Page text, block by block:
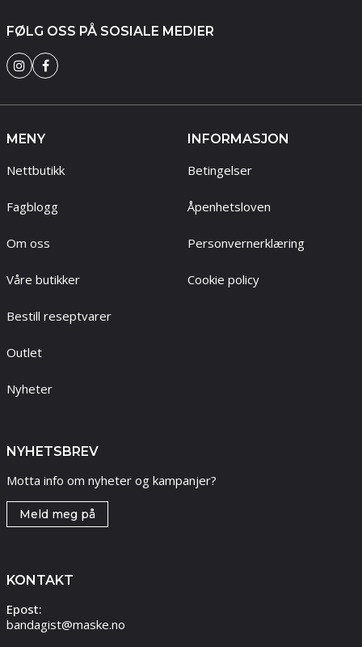
FØLG OSS PÅ SOSIALE MEDIER
MENY
Nettbutikk
Fagblogg
Om oss
Våre butikker
Bestill reseptvarer
Outlet
Nyheter
INFORMASJON
Betingelser
Åpenhetsloven
Personvernerklæring
Cookie policy
NYHETSBREV
Motta info om nyheter og kampanjer?
Meld meg på
KONTAKT
Epost:
bandagist@maske.no